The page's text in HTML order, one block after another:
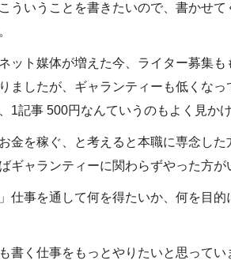
ういうことを書きたいので、書かせ
ット媒体が増えた今、ライター募集
ましたが、ギャランティーも低くな
1記事 500円なんていうのもよく見かけ
金を稼ぐ、と考えると本職に専念し
ギャランティーに関わらずやった方が
」仕事を通して何を得たいか、何を目
書く仕事をもっとやりたいと思って